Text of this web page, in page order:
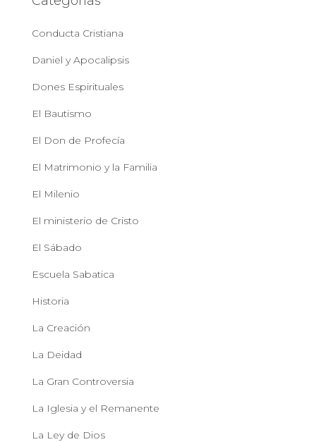
Conducta Cristiana
Daniel y Apocalipsis
Dones Espirituales
El Bautismo
El Don de Profecía
El Matrimonio y la Familia
El Milenio
El ministerio de Cristo
El Sábado
Escuela Sabatica
Historia
La Creación
La Deidad
La Gran Controversia
La Iglesia y el Remanente
La Ley de Dios